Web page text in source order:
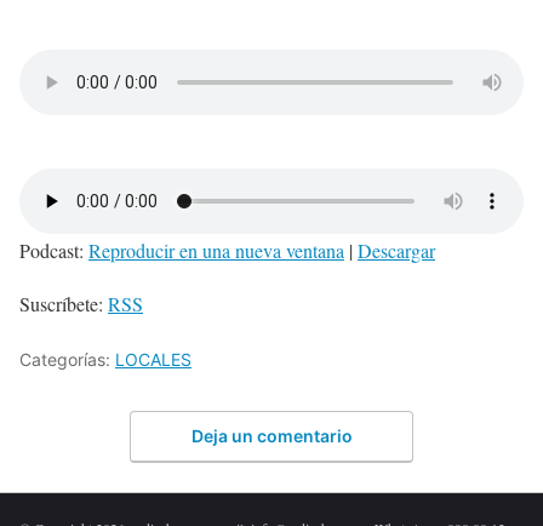
Podcast: Reproducir en una nueva ventana |Descargar
Suscríbete: RSS
Categorías: LOCALES
Deja un comentario